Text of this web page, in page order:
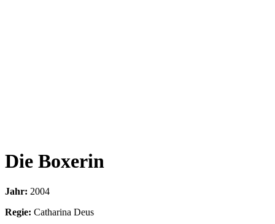
Die Boxerin
Jahr: 2004
Regie: Catharina Deus